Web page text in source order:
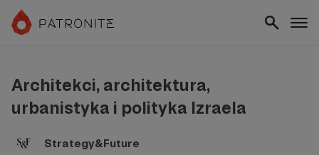
Architekci, architektura,
urbanistyka i polityka Izraela
Strategy&Future